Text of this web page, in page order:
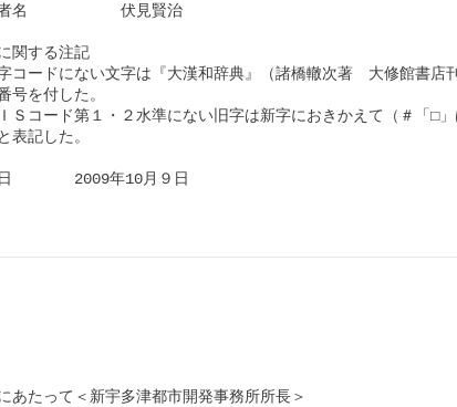
名　　　　　　伏見賢治
関する注記
コードにない文字は『大漢和辞典』（諸橋轍次著　大修館書店
号を付した。
Ｓコード第１・２水準にない旧字は新字におきかえて（＃「□」
表記した。
　　　　2009年10月９日
あたって＜新宇多津都市開発事務所所長＞